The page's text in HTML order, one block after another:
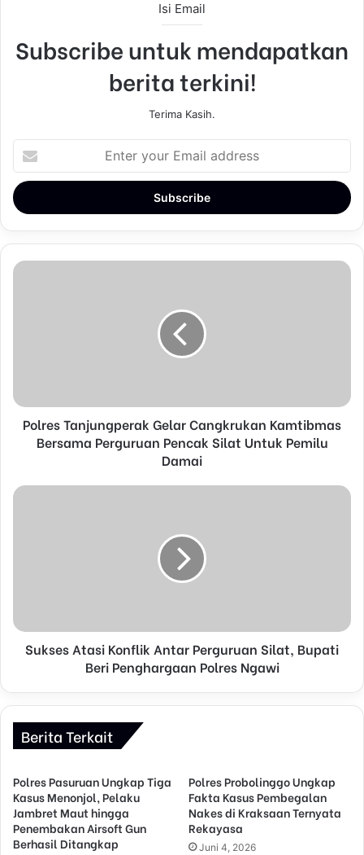
Isi Email
Subscribe untuk mendapatkan
berita terkini!
Terima Kasih.
e
y
u
d
s
Polres Tanjungperak Gelar Cangkrukan Kamtibmas
Bersama Perguruan Pencak Silat Untuk Pemilu
Damai
Sukses Atasi Konflik Antar Perguruan Silat, Bupati
Beri Penghargaan Polres Ngawi
Berita Terkait
Polres Pasuruan Ungkap Tiga
Kasus Menonjol, Pelaku
Jambret Maut hingga
Penembakan Airsoft Gun
Berhasil Ditangkap
Polres Probolinggo Ungkap
Fakta Kasus Pembegalan
Nakes di Kraksaan Ternyata
Rekayasa
Juni 4, 2026